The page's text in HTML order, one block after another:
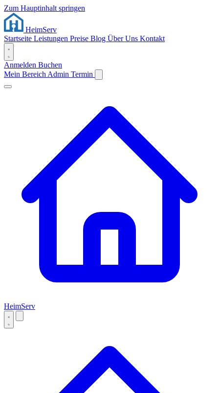
Zum Hauptinhalt springen
HeimServ
Startseite Leistungen Preise Blog Über Uns Kontakt
Anmelden Buchen
Mein Bereich Admin Termin
HeimServ